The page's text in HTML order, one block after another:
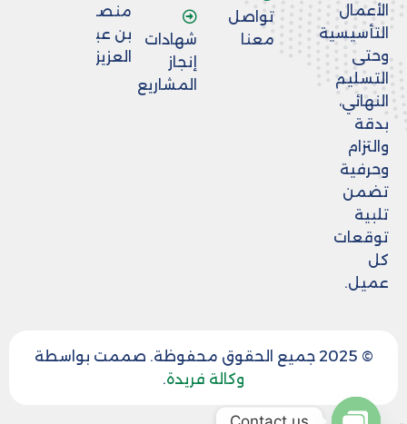
الأعمال
التأسيسية
وحتى
التسليم
النهائي،
بدقة
والتزام
وحرفية
تضمن
تلبية
توقعات
كل
عميل.
تواصل
معنا
شهادات
إنجاز
المشاريع
منصور
بن عبد
العزيز
© 2025 جميع الحقوق محفوظة. صممت بواسطة
وكالة فريدة.